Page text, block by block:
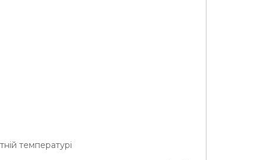
температурі